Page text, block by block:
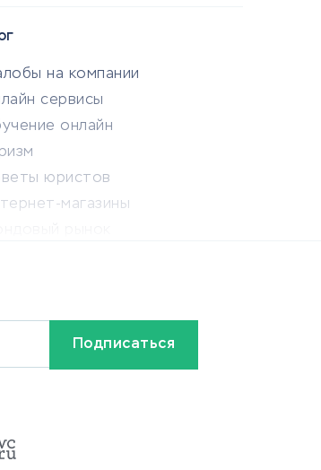
на компании
сервисы
онлайн
юристов
магазины
и акции